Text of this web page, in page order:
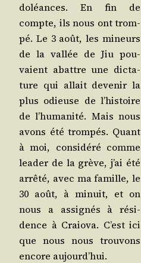
doléances. En fin de
compte, ils nous ont trom­
pé. Le 3 août, les mineurs
de la val­lée de Jiu pou­
vaient abattre une dic­ta­
ture qui allait deve­nir la
plus odieuse de l’his­toire
de l’hu­ma­ni­té. Mais nous
avons été trom­pés. Quant
à moi, consi­dé­ré comme
lea­der de la grève, j’ai été
arrê­té, avec ma famille, le
30 août, à minuit, et on
nous a assi­gnés à rési­
dence à Craio­va. C’est ici
que nous nous trou­vons
encore aujourd’hui.